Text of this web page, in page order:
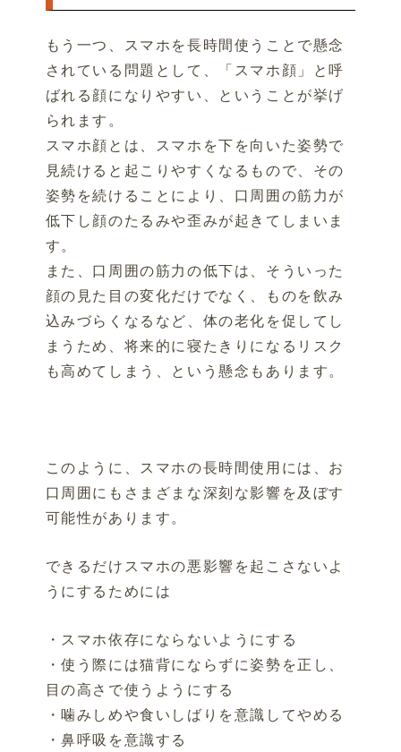
もう一つ、スマホを長時間使うことで懸念
されている問題として、「スマホ顔」と呼
ばれる顔になりやすい、ということが挙げ
られます。
スマホ顔とは、スマホを下を向いた姿勢で
見続けると起こりやすくなるもので、その
姿勢を続けることにより、口周囲の筋力が
低下し顔のたるみや歪みが起きてしまいま
す。
また、口周囲の筋力の低下は、そういった
顔の見た目の変化だけでなく、ものを飲み
込みづらくなるなど、体の老化を促してし
まうため、将来的に寝たきりになるリスク
も高めてしまう、という懸念もあります。
このように、スマホの長時間使用には、お
口周囲にもさまざまな深刻な影響を及ぼす
可能性があります。
できるだけスマホの悪影響を起こさないよ
うにするためには
・スマホ依存にならないようにする
・使う際には猫背にならずに姿勢を正し、
目の高さで使うようにする
・噛みしめや食いしばりを意識してやめる
・鼻呼吸を意識する